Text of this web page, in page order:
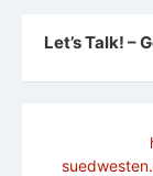
Let’s Talk! –